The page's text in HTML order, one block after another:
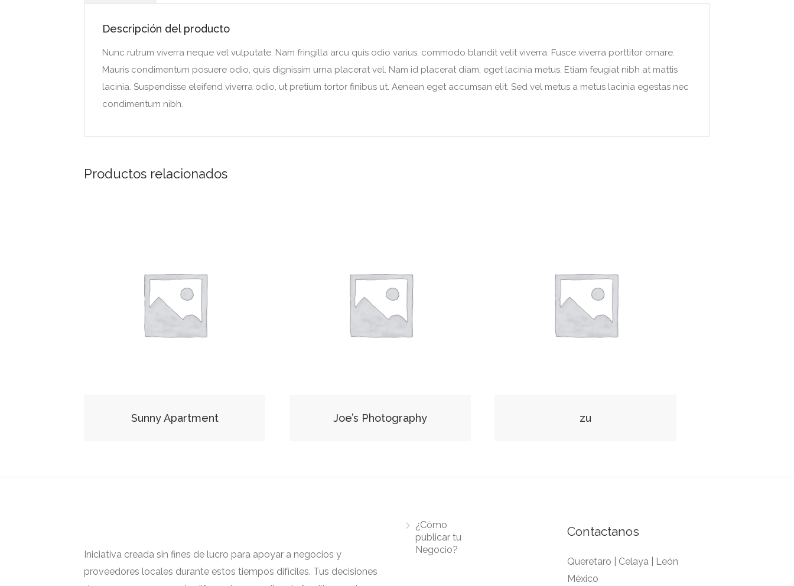
Descripción del producto
Nunc rutrum viverra neque vel vulputate. Nam fringilla arcu quis odio varius, commodo blandit velit viverra. Fusce viverra porttitor ornare.
Mauris condimentum posuere odio, quis dignissim urna placerat vel. Nam id placerat diam, eget lacinia metus. Etiam feugiat nibh at mattis
lacinia. Suspendisse eleifend viverra odio, ut pretium tortor finibus ut. Aenean eget accumsan elit. Sed vel metus a metus lacinia egestas nec
condimentum nibh.
Productos relacionados
Sunny Apartment Joe’s Photography zu
Iniciativa creada sin fines de lucro para apoyar a negocios y
proveedores locales durante estos tiempos difíciles. Tus decisiones
¿Cómo
publicar tu
Negocio?
Contactanos
Queretaro | Celaya | León
México